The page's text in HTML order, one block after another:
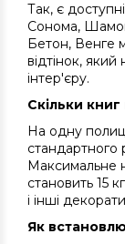
Так, є
Сонома,
Бетон, Венге
відтінок,
інтер'єру.
Скільки
На одну
стандартного
Максимальне
становить 15
і інші
Як